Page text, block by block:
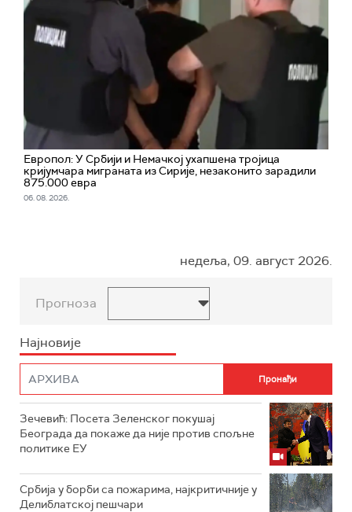
Европол: У Србији и Немачкој ухапшена тројица
кријумчара миграната из Сирије, незаконито зарадили
875.000 евра
06. 08. 2026.
недеља, 09. август 2026.
Прогноза
Најновије
Зечевић: Посета Зеленског покушај
Београда да покаже да није против спољне
политике ЕУ
Србија у борби са пожарима, најкритичније у
Делиблатској пешчари